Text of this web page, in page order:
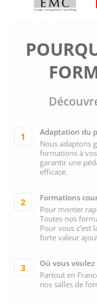
1
Adaptation du
Nous adaptons
formations à
garantir une
efficace.
2
Formations
Pour monter
Toutes nos
Pour vous c’est
forte valeur
3
Où vous voulez
Partout en
nos salles de